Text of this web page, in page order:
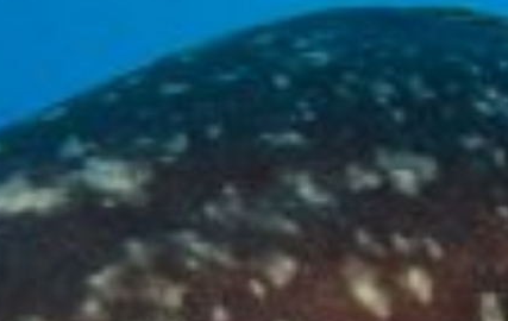
Ce site Web utilise ses propres cookies pour collecter des
d'améliorer nos services. Si vous continuez à naviguer, vous
L'utilisateur a la possibilité de configurer son navigateur, pouvant,
empêcher leur installation sur son disque dur, même s'il doit garder
telle action peut entraîner des difficultés de navigation sur le site.
Analyse et Personnalisation
Ils permettent le suivi et l'analyse du comportement des utilisateurs
informations collectées via ce type de cookies sont utilisées pour
Web pour l'élaboration des profils de navigation des utilisateurs
améliorations basées sur l'analyse des données d'utilisation
utilisateurs du service. . Ils nous permettent de sauvegarder les
préférence de l'utilisateur pour améliorer la qualité de nos services